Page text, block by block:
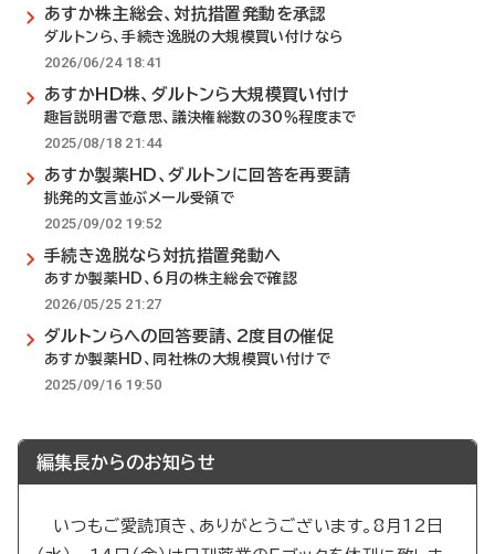
あすか株主総会、対抗措置発動を承認
ダルトンら、手続き逸脱の大規模買い付けなら
2026/06/24 18:41
あすかHD株、ダルトンら大規模買い付け
趣旨説明書で意思、議決権総数の30％程度まで
2025/08/18 21:44
あすか製薬HD、ダルトンに回答を再要請
挑発的文言並ぶメール受領で
2025/09/02 19:52
手続き逸脱なら対抗措置発動へ
あすか製薬HD、6月の株主総会で確認
2026/05/25 21:27
ダルトンらへの回答要請、2度目の催促
あすか製薬HD、同社株の大規模買い付けで
2025/09/16 19:50
編集長からのお知らせ
いつもご愛読頂き、ありがとうございます。8月12日